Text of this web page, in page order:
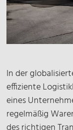
In der
effiziente
eines
regelmäßig